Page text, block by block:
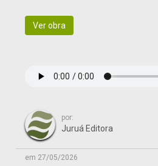
Ver obra
por:
Juruá Editora
em 27/05/2026